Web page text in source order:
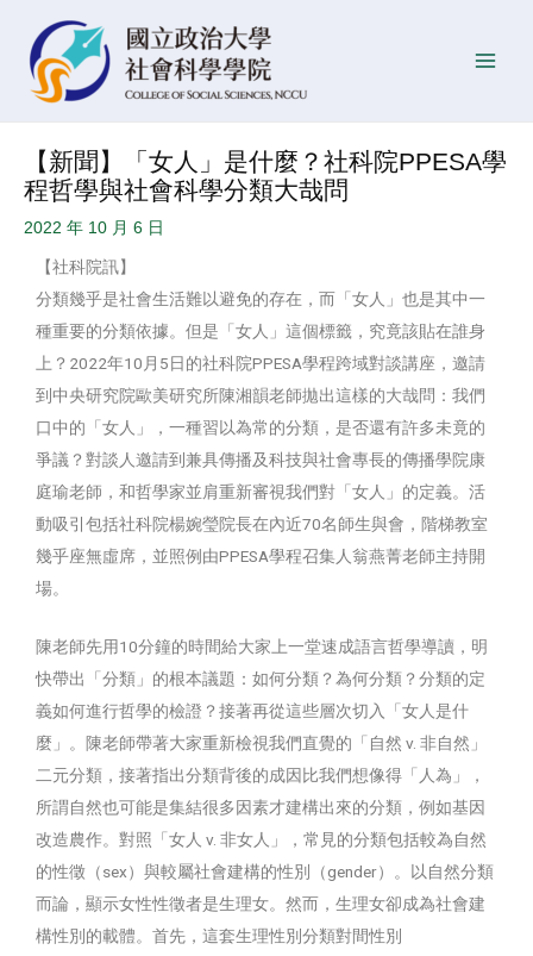
【新聞】「女人」是什麼？社科院PPESA學
程哲學與社會科學分類大哉問
2022 年 10 月 6 日
【社科院訊】
分類幾乎是社會生活難以避免的存在，而「女人」也是其中一
種重要的分類依據。但是「女人」這個標籤，究竟該貼在誰身
上？2022年10月5日的社科院PPESA學程跨域對談講座，邀請
到中央研究院歐美研究所陳湘韻老師拋出這樣的大哉問：我們
口中的「女人」，一種習以為常的分類，是否還有許多未竟的
爭議？對談人邀請到兼具傳播及科技與社會專長的傳播學院康
庭瑜老師，和哲學家並肩重新審視我們對「女人」的定義。活
動吸引包括社科院楊婉瑩院長在內近70名師生與會，階梯教室
幾乎座無虛席，並照例由PPESA學程召集人翁燕菁老師主持開
場。
陳老師先用10分鐘的時間給大家上一堂速成語言哲學導讀，明
快帶出「分類」的根本議題：如何分類？為何分類？分類的定
義如何進行哲學的檢證？接著再從這些層次切入「女人是什
麼」。陳老師帶著大家重新檢視我們直覺的「自然 v. 非自然」
二元分類，接著指出分類背後的成因比我們想像得「人為」，
所謂自然也可能是集結很多因素才建構出來的分類，例如基因
改造農作。對照「女人 v. 非女人」，常見的分類包括較為自然
的性徵（sex）與較屬社會建構的性別（gender）。以自然分類
而論，顯示女性性徵者是生理女。然而，生理女卻成為社會建
構性別的載體。首先，這套生理性別分類對間性別
navigation
佈
日